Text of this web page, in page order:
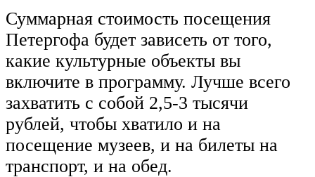
Суммарная стоимость посещения
Петергофа будет зависеть от того,
какие культурные объекты вы
включите в программу. Лучше всего
захватить с собой 2,5-3 тысячи
рублей, чтобы хватило и на
посещение музеев, и на билеты на
транспорт, и на обед.